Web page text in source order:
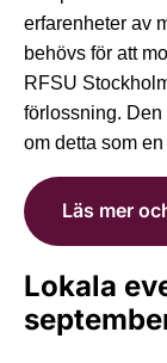
erfarenheter av
behövs för att
RFSU
förlossning.
om detta som
Läs mer
Lokala